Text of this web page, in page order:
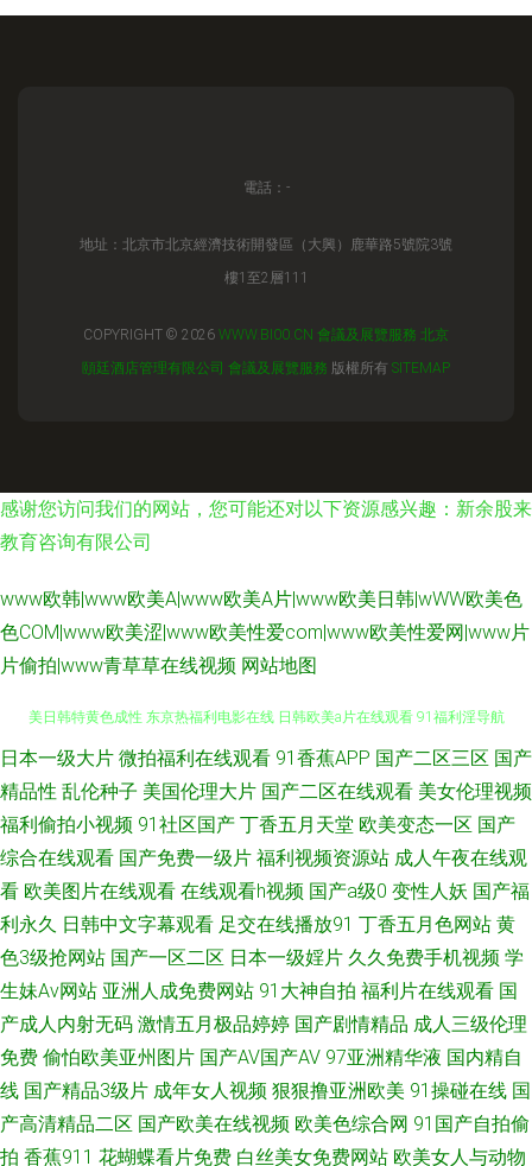
電話：-
地址：北京市北京經濟技術開發區（大興）鹿華路5號院3號
樓1至2層111
COPYRIGHT © 2026 WWW.BI00.CN 會議及展覽服務 北京
頤廷酒店管理有限公司 會議及展覽服務 版權所有 SITEMAP
感谢您访问我们的网站，您可能还对以下资源感兴趣：新余股来
教育咨询有限公司
www欧韩|www欧美A|www欧美A片|www欧美日韩|wWW欧美色
色COM|www欧美涩|www欧美性爱com|www欧美性爱网|www片
片偷拍|www青草草在线视频 网站地图
91丝瓜 91肉棒插黄免费视频 手机1024黄色视频 91精品专区 岛国欧美黄 欧
美日韩特黄色成性 东京热福利电影在线 日韩欧美a片在线观看 91福利淫导航
视频吧 91爱爱美女 国产1024区 性爱人人网 91网站在线免费观看下载 九九
香蕉影院 伊人干福利社 草莓旧版污视频 欧美亚洲春色 91精东福利片 国产福
利网 日韩三级艹在线看 91伦乱视频 深爱激情婷婷五月 国产区第二页 日日热
热99 91涩涩网站 久久色爸 91大神免费网址 国内操逼美大 三级自拍日韩 草
日本一级大片 微拍福利在线观看 91香蕉APP 国产二区三区 国产
精品性 乱伦种子 美国伦理大片 国产二区在线观看 美女伦理视频
福利偷拍小视频 91社区国产 丁香五月天堂 欧美变态一区 国产
综合在线观看 国产免费一级片 福利视频资源站 成人午夜在线观
看 欧美图片在线观看 在线观看h视频 国产a级0 变性人妖 国产福
利永久 日韩中文字幕观看 足交在线播放91 丁香五月色网站 黄
色3级抢网站 国产一区二区 日本一级婬片 久久免费手机视频 学
生妹Av网站 亚洲人成免费网站 91大神自拍 福利片在线观看 国
产成人内射无码 激情五月极品婷婷 国产剧情精品 成人三级伦理
免费 偷怕欧美亚州图片 国产AV国产AV 97亚洲精华液 国内精自
线 国产精品3级片 成年女人视频 狠狠撸亚洲欧美 91操碰在线 国
产高清精品二区 国产欧美在线视频 欧美色综合网 91国产自拍偷
拍 香蕉911 花蝴蝶看片免费 白丝美女免费网站 欧美女人与动物